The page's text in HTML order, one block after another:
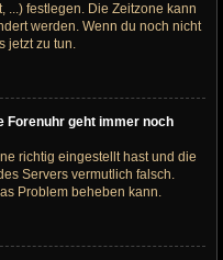
...) festlegen. Die Zeitzone kann
werden. Wenn du noch nicht
jetzt zu tun.
Forenuhr geht immer noch
richtig eingestellt hast und die
Servers vermutlich falsch.
Problem beheben kann.